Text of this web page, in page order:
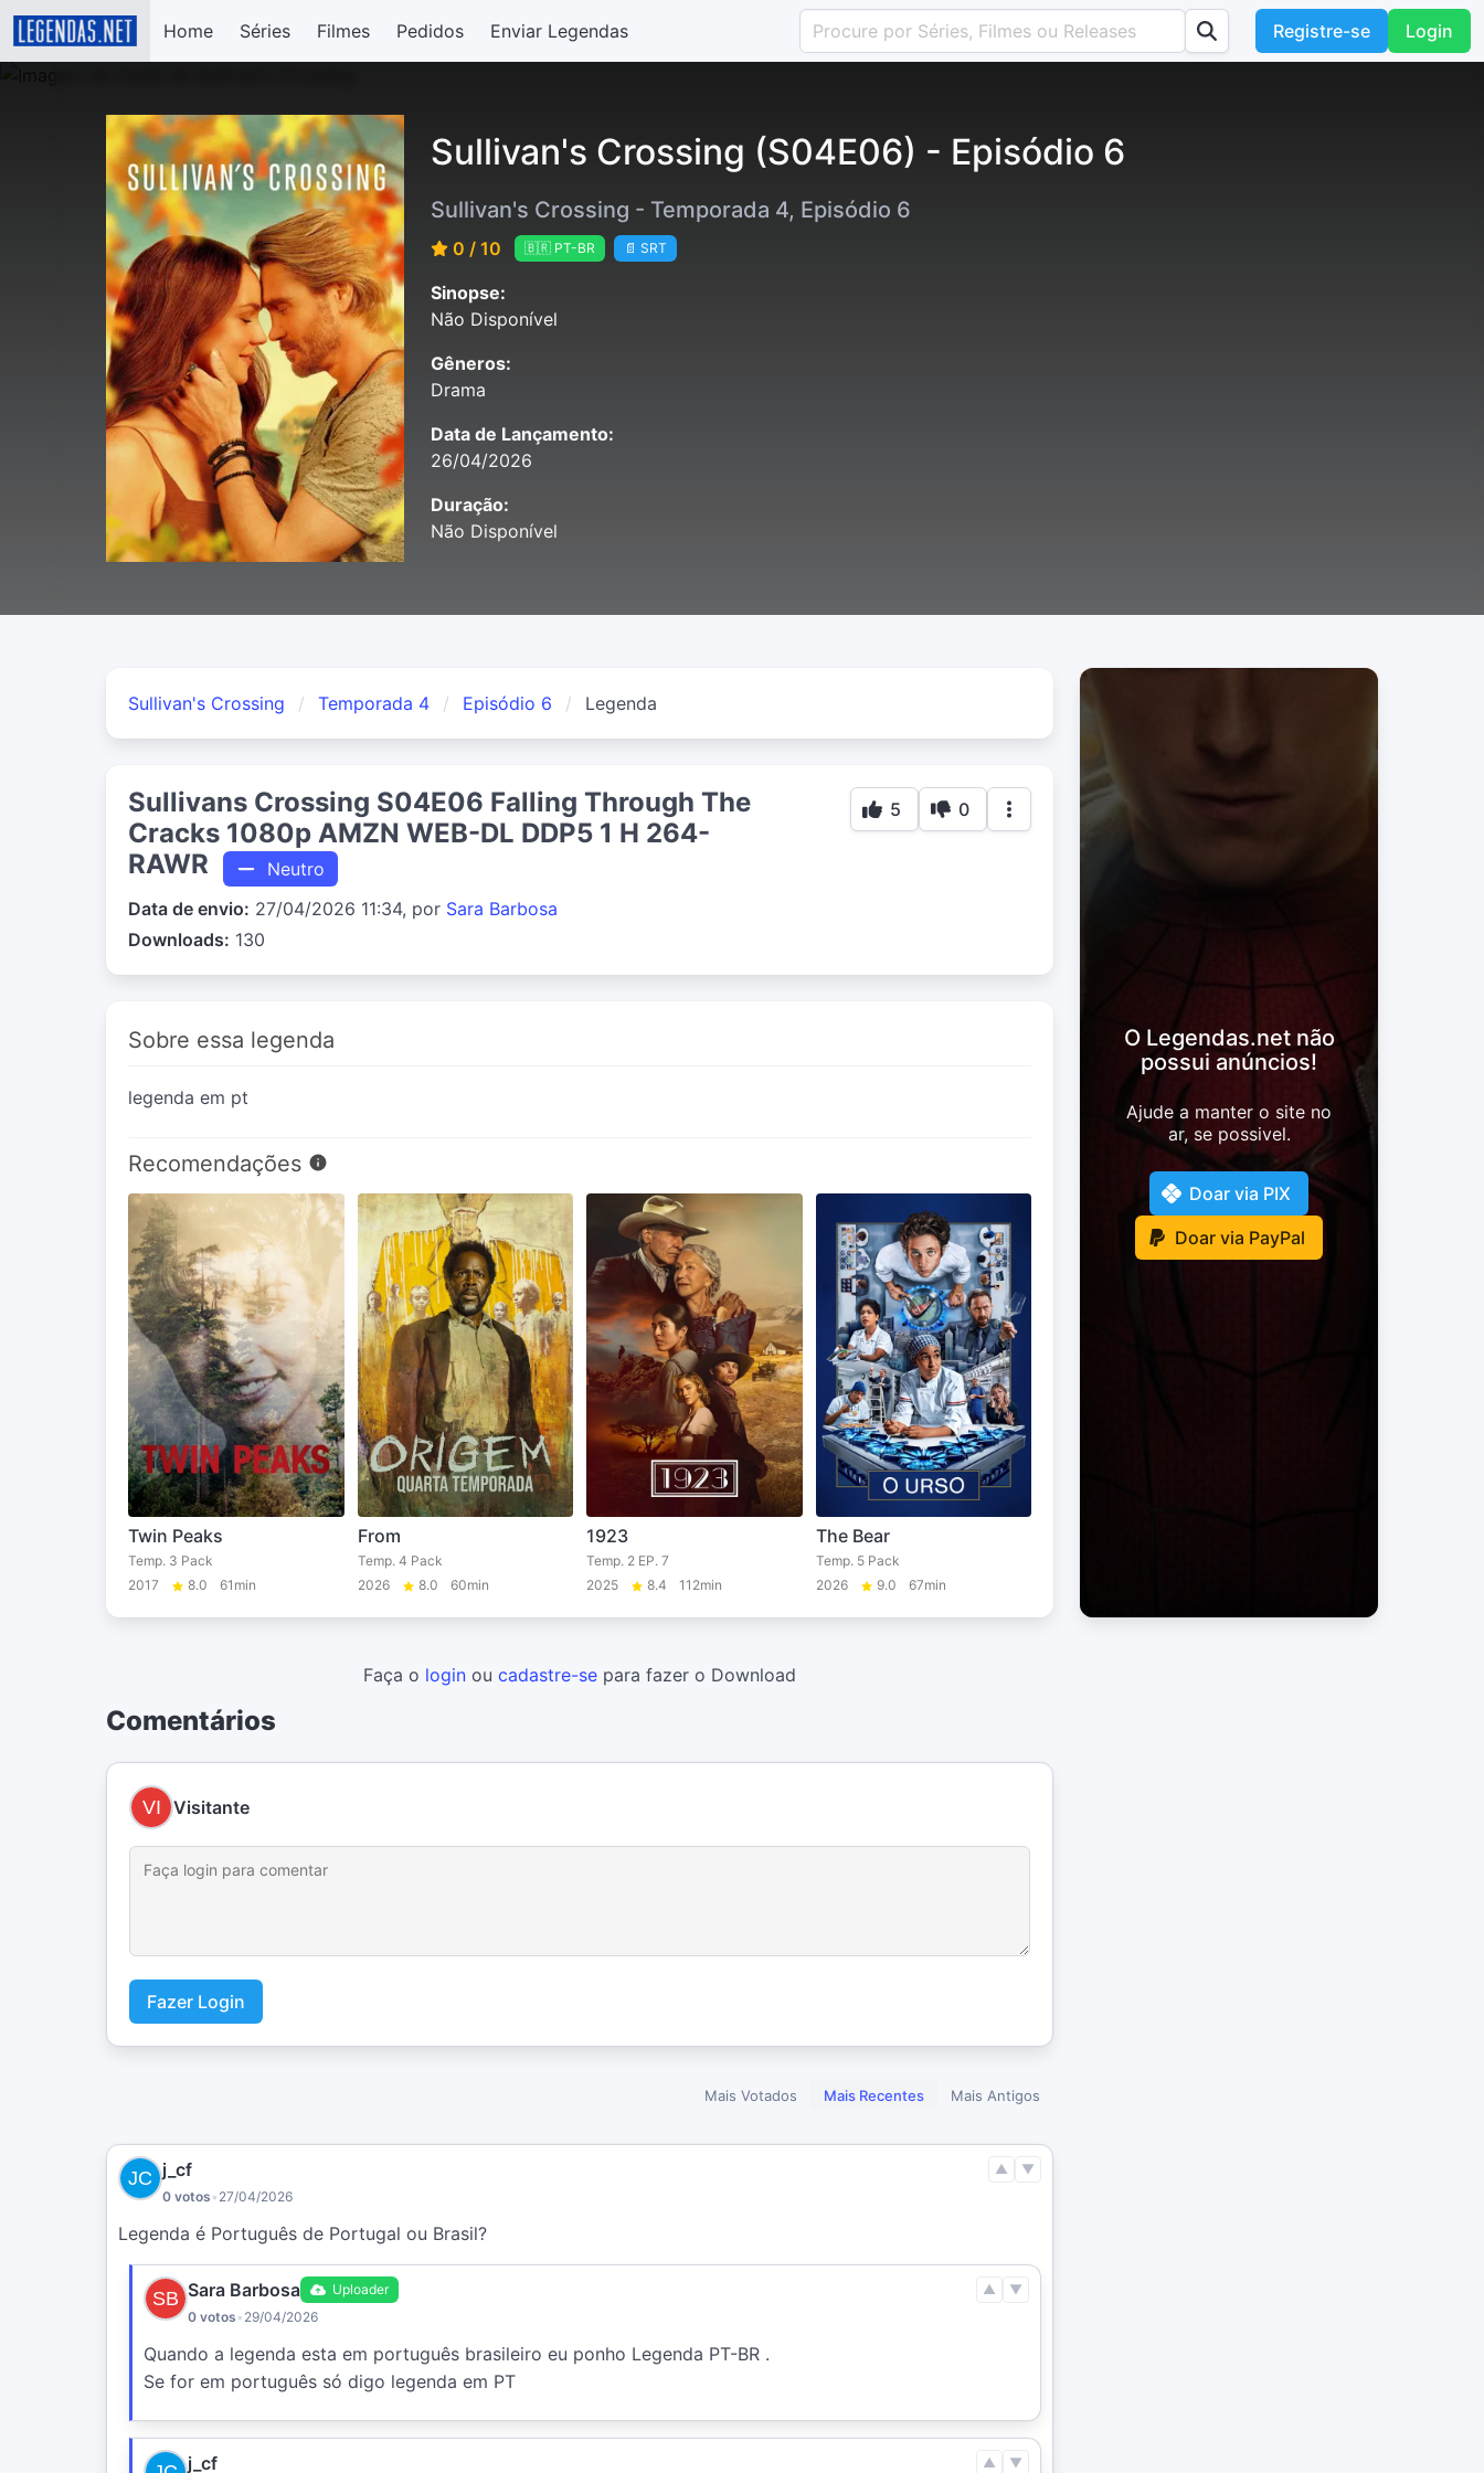
Home Séries Filmes Pedidos Enviar Legendas Registre-se Login
Sullivan's Crossing (S04E06) - Episódio 6
Sullivan's Crossing - Temporada 4, Episódio 6
0 / 10 🇧🇷 PT-BR 📄 SRT
Sinopse:
Não Disponível
Gêneros:
Drama
Data de Lançamento:
26/04/2026
Duração:
Não Disponível
Sullivan's Crossing Temporada 4 Episódio 6 Legenda
Sullivans Crossing S04E06 Falling Through The
Cracks 1080p AMZN WEB-DL DDP5 1 H 264-
RAWR
Neutro
Data de envio: 27/04/2026 11:34, por Sara Barbosa
Downloads: 130
5 0
Sobre essa legenda
legenda em pt
Recomendações
Twin Peaks
Temp. 3 Pack
2017
8.0 61min
From
Temp. 4 Pack
2026
8.0 60min
1923
Temp. 2 EP. 7
2025
8.4 112min
The Bear
Temp. 5 Pack
2026
9.0 67min
O Legendas.net não
possui anúncios!
Ajude a manter o site no
ar, se possivel.
Doar via PIX
Doar via PayPal
Faça o login ou cadastre-se para fazer o Download
Comentários
Visitante
Fazer Login
Mais Votados Mais Recentes Mais Antigos
j_cf
0 votos • 27/04/2026
▲ ▼
Legenda é Português de Portugal ou Brasil?
Sara Barbosa
Uploader
0 votos • 29/04/2026
▲ ▼
Quando a legenda esta em português brasileiro eu ponho Legenda PT-BR .
Se for em português só digo legenda em PT
j_cf ▲ ▼